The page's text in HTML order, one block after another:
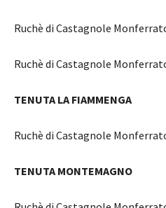
Ruchè di Castagnole
Ruchè di Castagnole
TENUTA LA FIAMMENGA
Ruchè di Castagnole
TENUTA MONTEMAGNO